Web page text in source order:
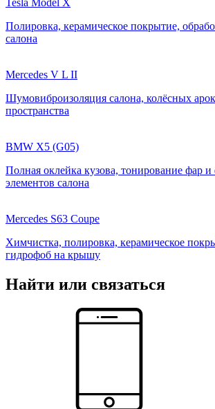
Полировка, керамическое покрытие,
салона
Mercedes V L II
Шумовиброизоляция салона, колёсных
пространства
BMW X5 (G05)
Полная оклейка кузова, тонирование фар
элементов салона
Mercedes S63 Coupe
Химчистка, полировка, керамическое
гидрофоб на крышу
Найти или связаться